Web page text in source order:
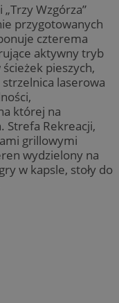
Wzgórza”
przygotowanych
czterema
aktywny tryb
pieszych,
laserowa
której na
Strefa Rekreacji,
grillowymi
wydzielony na
w kapsle, stoły do